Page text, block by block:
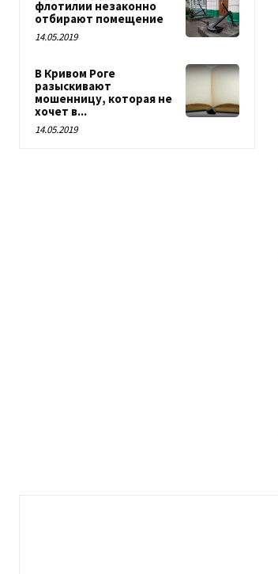
флотилии незаконно
отбирают помещение
14.05.2019
В Кривом Роге
разыскивают
мошенницу, которая не
хочет в...
14.05.2019